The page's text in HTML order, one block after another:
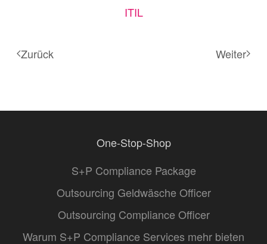
ITIL
Zurück Weiter
One-Stop-Shop
S+P Compliance Package
Outsourcing Geldwäsche Officer
Outsourcing Compliance Officer
Warum S+P Compliance Services mehr bieten